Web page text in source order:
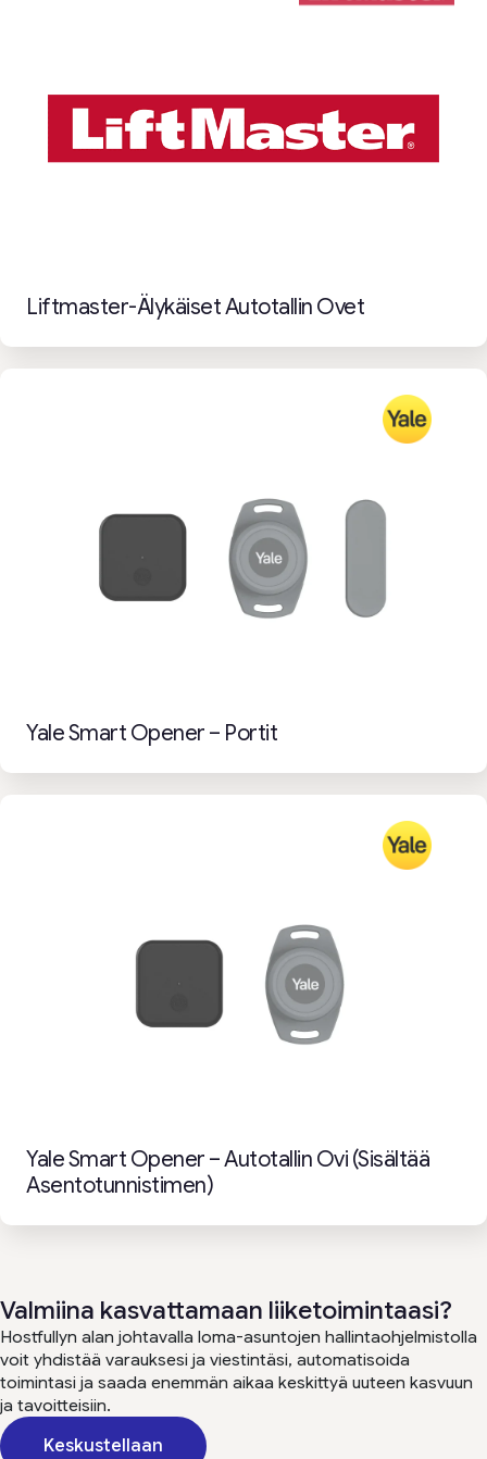
Liftmaster-Älykäiset Autotallin Ovet
Yale Smart Opener – Portit
Yale Smart Opener – Autotallin Ovi (sisältää
Asentotunnistimen)
Valmiina kasvattamaan liiketoimintaasi?
Hostfullyn alan johtavalla loma-asuntojen hallintaohjelmistolla
voit yhdistää varauksesi ja viestintäsi, automatisoida
toimintasi ja saada enemmän aikaa keskittyä uuteen kasvuun
ja tavoitteisiin.
Keskustellaan